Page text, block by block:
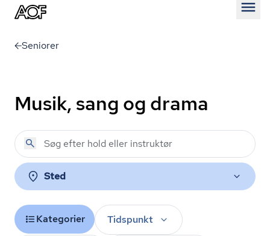
Seniorer
Musik, sang og drama
Sted
Kategorier Tidspunkt